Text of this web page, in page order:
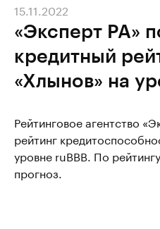
«Эксперт РА»
кредитный
«Хлынов» на
15.11.2022
Рейтинговое агентство
рейтинг
уровне ruBBB. По
прогноз.